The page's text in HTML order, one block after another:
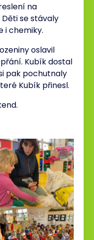
na
se stávaly
i chemiky.
oslavil
Kubík dostal
pak pochutnaly
Kubík přinesl.